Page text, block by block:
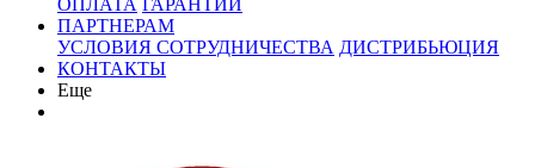
ОПЛАТА ГАРАНТИИ
ПАРТНЕРАМ
УСЛОВИЯ СОТРУДНИЧЕСТВА ДИСТРИБЬЮЦИЯ
КОНТАКТЫ
Еще